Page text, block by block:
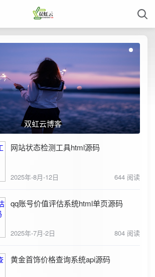
双虹云博客
网站状态检测工具html源码
2025年-8月-12日 644 阅读
qq账号价值评估系统html单页源码
2025年-7月-2日 804 阅读
黄金首饰价格查询系统api源码